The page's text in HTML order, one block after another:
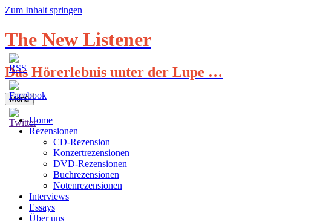
Zum Inhalt springen
The New Listener
Das Hörerlebnis unter der Lupe …
Menü
Home
Rezensionen
CD-Rezension
Konzertrezensionen
DVD-Rezensionen
Buchrezensionen
Notenrezensionen
Interviews
Essays
Über uns